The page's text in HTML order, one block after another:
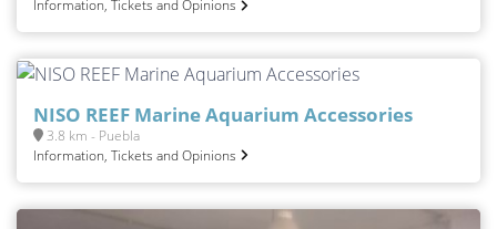
Information, Tickets and Opinions
NISO REEF Marine Aquarium Accessories
3.8 km - Puebla
Information, Tickets and Opinions